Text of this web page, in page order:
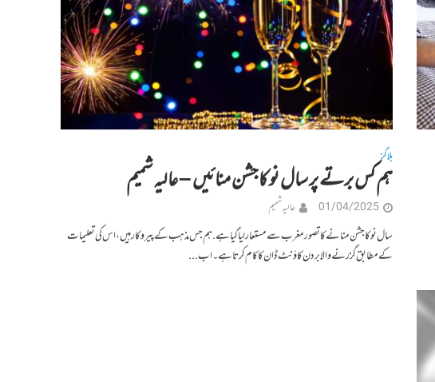
بلاگز
ہم کس برتے پر سال نو کا جشن منائیں – عالیہ شمیم
01/04/2025 عالیہ شمیم
سال نو کا جشن منانے کا تصور مغرب سے مستعار لیا گیا ہے . ہم جس مذہب کے پیروکار ہیں، اس کی تعلیمات
کے مطابق گزرنے والا بردن کاؤنٹ ڈان کا کام کرتا ہے۔اب...